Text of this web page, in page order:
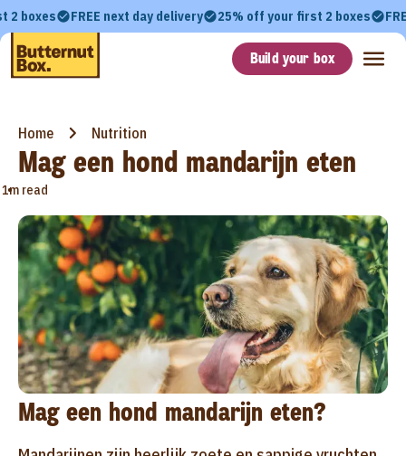
2 boxes FREE next day delivery 25% off your first 2 boxes
Build your box
Home Nutrition
Mag een hond mandarijn eten
•
1m read
Mag een hond mandarijn eten?